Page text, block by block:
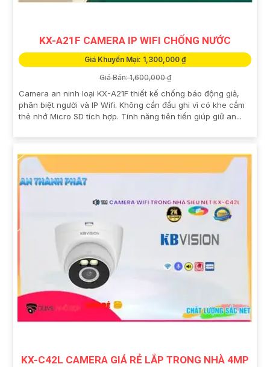
KX-A21F CAMERA IP WIFI CHỐNG NƯỚC
Giá Khuyến Mại: 1,300,000 ₫
Giá Bán: 1,600,000 ₫
Camera an ninh loại KX-A21F thiết kế chống báo động giả,
phân biệt người và IP Wifi. Không cần đầu ghi vì có khe cắm
thẻ nhớ Micro SD tích hợp. Tính năng tiên tiến giúp giữ an...
KX-C42L CAMERA GIÁ RẺ LẮP TRONG NHÀ 4MP